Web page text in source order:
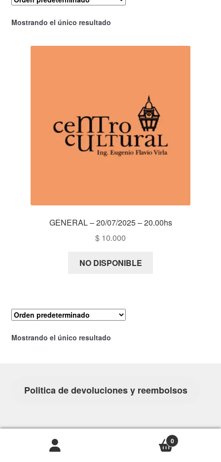
Mostrando el único resultado
GENERAL – 20/07/2025 – 20.00hs
$ 10.000
NO DISPONIBLE
Mostrando el único resultado
Politica de devoluciones y reembolsos
0